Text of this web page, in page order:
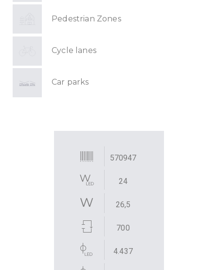
Pedestrian Zones
Cycle lanes
Car parks
570947
24
26,5
700
4.437